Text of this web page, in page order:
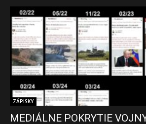
ZÁPISKY
MEDIÁLNE POKRYTIE